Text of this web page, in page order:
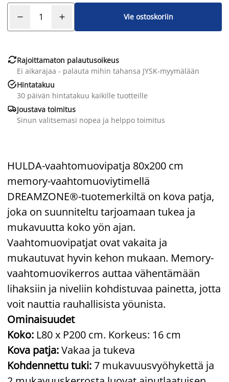
Vie ostoskoriin
Rajoittamaton palautusoikeus
Ei aikarajaa - palauta mihin tahansa JYSK-myymälään
Hintatakuu
30 päivän hintatakuu kaikille tuotteille
Joustava toimitus
Sinun valitsemasi nopea ja helppo toimitus
HULDA-vaahtomuovipatja 80x200 cm
memory-vaahtomuoviytimellä
DREAMZONE®-tuotemerkiltä on kova patja,
joka on suunniteltu tarjoamaan tukea ja
mukavuutta koko yön ajan.
Vaahtomuovipatjat ovat vakaita ja
mukautuvat hyvin kehon mukaan. Memory-
vaahtomuovikerros auttaa vähentämään
lihaksiin ja niveliin kohdistuvaa painetta, jotta
voit nauttia rauhallisista yöunista.
Ominaisuudet
Koko: L80 x P200 cm. Korkeus: 16 cm
Kova patja:Vakaa ja tukeva
Kohdennettu tuki:7 mukavuusvyöhykettä ja